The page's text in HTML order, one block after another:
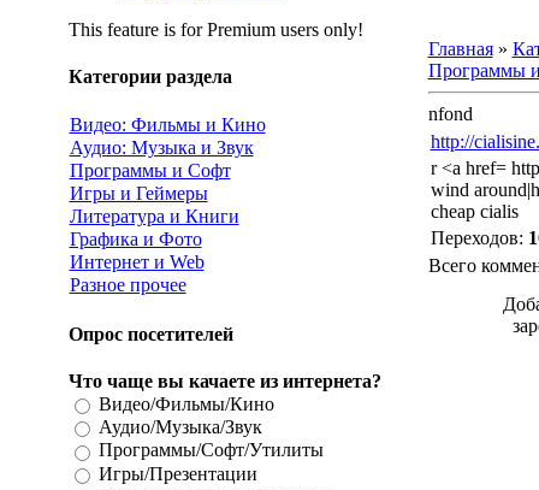
This feature is for Premium users only!
Категории раздела
Видео: Фильмы и Кино
Аудио: Музыка и Звук
Программы и Софт
Игры и Геймеры
Литература и Книги
Графика и Фото
Интернет и Web
Разное прочее
Опрос посетителей
Что чаще вы качаете из интернета?
Видео/Фильмы/Кино
Аудио/Музыка/Звук
Программы/Софт/Утилиты
Игры/Презентации
Главная»
Программы
nfond
http://
r <a href=
wind
cheap cialis
Переходов:
Всего